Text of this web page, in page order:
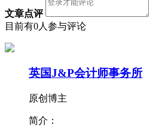
文章点评
目前有0人参与评论
英国J&P会计师事务所
原创博主
简介：